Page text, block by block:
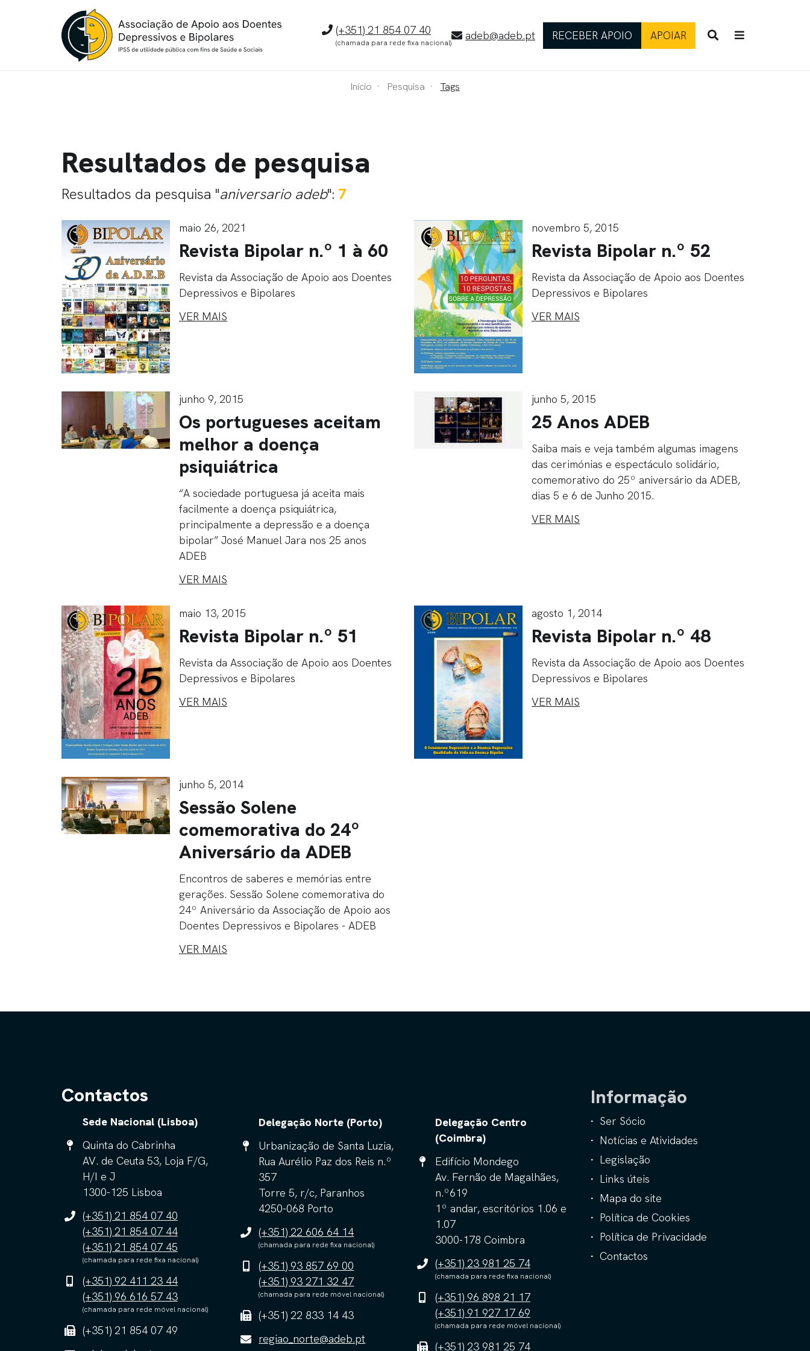
Telefone
(+351) 21 854 07 40
(chamada para rede fixa nacional)
E-
mail
adeb@adeb.pt RECEBER APOIO APOIAR
Início Pesquisa Tags
Resultados de pesquisa
Resultados da pesquisa "aniversario adeb": 7
maio 26, 2021
Revista Bipolar n.º 1 à 60
Revista da Associação de Apoio aos Doentes
Depressivos e Bipolares
VER MAIS
novembro 5, 2015
Revista Bipolar n.º 52
Revista da Associação de Apoio aos Doentes
Depressivos e Bipolares
VER MAIS
junho 9, 2015
Os portugueses aceitam
melhor a doença
psiquiátrica
“A sociedade portuguesa já aceita mais
facilmente a doença psiquiátrica,
principalmente a depressão e a doença
bipolar” José Manuel Jara nos 25 anos
ADEB
VER MAIS
junho 5, 2015
25 Anos ADEB
Saiba mais e veja também algumas imagens
das cerimónias e espectáculo solidário,
comemorativo do 25º aniversário da ADEB,
dias 5 e 6 de Junho 2015.
VER MAIS
maio 13, 2015
Revista Bipolar n.º 51
Revista da Associação de Apoio aos Doentes
Depressivos e Bipolares
VER MAIS
agosto 1, 2014
Revista Bipolar n.º 48
Revista da Associação de Apoio aos Doentes
Depressivos e Bipolares
VER MAIS
junho 5, 2014
Sessão Solene
comemorativa do 24º
Aniversário da ADEB
Encontros de saberes e memórias entre
gerações. Sessão Solene comemorativa do
24º Aniversário da Associação de Apoio aos
Doentes Depressivos e Bipolares - ADEB
VER MAIS
Contactos
Sede Nacional (Lisboa)
Quinta do Cabrinha
AV. de Ceuta 53, Loja F/G,
H/I e J
1300-125 Lisboa
(+351) 21 854 07 40
(+351) 21 854 07 44
(+351) 21 854 07 45
(chamada para rede fixa nacional)
(+351) 92 411 23 44
(+351) 96 616 57 43
(chamada para rede móvel nacional)
(+351) 21 854 07 49
Delegação Norte (Porto)
Urbanização de Santa Luzia,
Rua Aurélio Paz dos Reis n.º
357
Torre 5, r/c, Paranhos
4250-068 Porto
(+351) 22 606 64 14
(chamada para rede fixa nacional)
(+351) 93 857 69 00
(+351) 93 271 32 47
(chamada para rede móvel nacional)
(+351) 22 833 14 43
regiao_norte@adeb.pt
Delegação Centro
(Coimbra)
Edifício Mondego
Av. Fernão de Magalhães,
n.º619
1º andar, escritórios 1.06 e
1.07
3000-178 Coimbra
(+351) 23 981 25 74
(chamada para rede fixa nacional)
(+351) 96 898 21 17
(+351) 91 927 17 69
(chamada para rede móvel nacional)
(+351) 23 981 25 74
Informação
Ser Sócio
Notícias e Atividades
Legislação
Links úteis
Mapa do site
Política de Cookies
Política de Privacidade
Contactos